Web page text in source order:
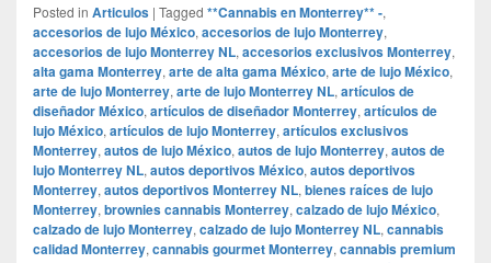
Posted in Articulos | Tagged **Cannabis en Monterrey** -,
accesorios de lujo México, accesorios de lujo Monterrey,
accesorios de lujo Monterrey NL, accesorios exclusivos Monterrey,
alta gama Monterrey, arte de alta gama México, arte de lujo México,
arte de lujo Monterrey, arte de lujo Monterrey NL, artículos de
diseñador México, artículos de diseñador Monterrey, artículos de
lujo México, artículos de lujo Monterrey, artículos exclusivos
Monterrey, autos de lujo México, autos de lujo Monterrey, autos de
lujo Monterrey NL, autos deportivos México, autos deportivos
Monterrey, autos deportivos Monterrey NL, bienes raíces de lujo
Monterrey, brownies cannabis Monterrey, calzado de lujo México,
calzado de lujo Monterrey, calzado de lujo Monterrey NL, cannabis
calidad Monterrey, cannabis gourmet Monterrey, cannabis premium